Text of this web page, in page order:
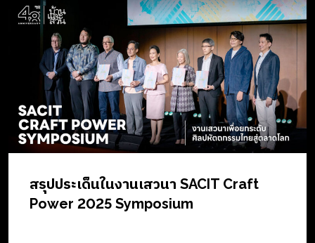
เดียวกันยังมุ่งให้เกิดความยั่งยืนในอาชีพและรายได้ นอกจากนี้สิ่ง
สำคัญที่จะมองข้ามไปไม่ได้คือ ความยั่งยืนในเรื่องของสิ่ง
แวดล้อมเนื่องจากงานศิลปหัตถกรรมเป็นงานที่ส่งผลกระทบกับ
สิ่งแวดล้อมน้อย และมีกระบวนการผลิตที่พึ่งพาธรรมชาติไม่
สร้างมลภาวะ ภายในงานประกอบด้วย 5 โซนสำคัญ อาทิ1.โซน
Identity of siam โซน “เอกลักษณ์ของสยาม”2.โซน
Design/Lifestyle การออกแบบผลิตภัณฑ์ตามไลฟ์สไตล์3.โซน
New crafters Zone สำหรับช่างฝีมือรุ่นใหม่4.โซน Natural-Eco-
Product-BCG ผลิตภัณฑ์ธรรมชาติและเป็นมิตรต่อสิ่งแวดล้อม
Authentic โซนมรดกทางวัฒนธรรมที่ได้สืบทอดมา นอกจากนี้ยัง
มีส่วนจัดจำหน่ายผลิตภัณฑ์จากมูลนิธิส่งเสริมศิลปาชีพฯ สถาบัน
วิจัยจุฬาภรณ์ และมูลนิธิแม่ฟ้าหลวง โซนนิทรรศการ Crafts
สรุปประเด็นในงานเสวนา SACIT Craft
Power 2025 Symposium